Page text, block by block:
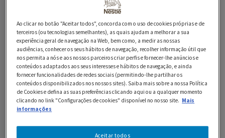
1 embalagem de MAGGI Air Fryer Fajitas
160 g de Cebola roxa
400 g de pimentos vermelhos e/ou amarelos
Tortilhas para servir
1 Cebola pequena
Ao clicar no botão "Aceitar todos", concorda com o uso de cookies próprias e de
terceiros (ou tecnologias semelhantes), as quais ajudam a melhorar a sua
experiência geral de navegação na Web, bem como, a medir as nossas
audiências, conhecer os seus hábitos de navegação, recolher informação útil que
nos permita a nós e aos nossos parceiros criar perfis e fornecer-lhe anúncios e
conteúdos adaptados aos seus interesses e hábitos de navegação, e ainda
fornecer funcionalidades de redes sociais (permitindo-lhe partilhar os
conteúdos disponibilizados nos nossos sites). Saiba mais sobre a nossa Política
de Cookies e defina as suas preferências clicando aqui ou a qualquer momento
clicando no link "Configurações de cookies" disponível no nosso site. Mais
informações
Aceitar todos